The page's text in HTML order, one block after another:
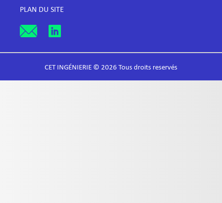
PLAN DU SITE
CET INGÉNIERIE © 2026 Tous droits reservés